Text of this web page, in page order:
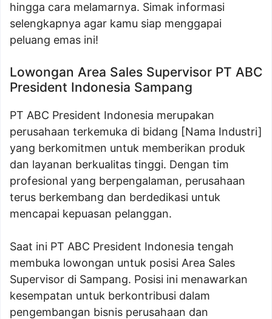
hingga cara melamarnya. Simak informasi
selengkapnya agar kamu siap menggapai
peluang emas ini!
Lowongan Area Sales Supervisor PT ABC
President Indonesia Sampang
PT ABC President Indonesia merupakan
perusahaan terkemuka di bidang [Nama Industri]
yang berkomitmen untuk memberikan produk
dan layanan berkualitas tinggi. Dengan tim
profesional yang berpengalaman, perusahaan
terus berkembang dan berdedikasi untuk
mencapai kepuasan pelanggan.
Saat ini PT ABC President Indonesia tengah
membuka lowongan untuk posisi Area Sales
Supervisor di Sampang. Posisi ini menawarkan
kesempatan untuk berkontribusi dalam
pengembangan bisnis perusahaan dan